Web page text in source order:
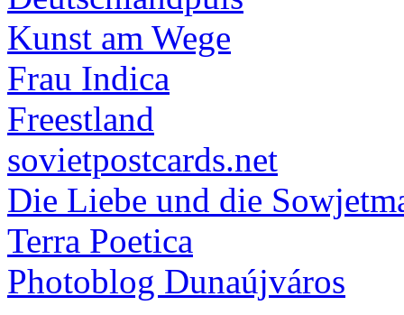
Kunst am Wege
Frau Indica
Freestland
sovietpostcards.net
Die Liebe und die
Terra Poetica
Photoblog Dunaújváros